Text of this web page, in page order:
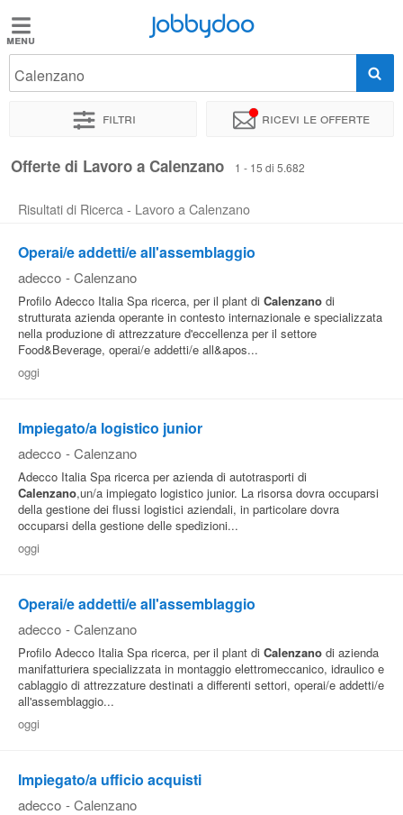
Jobbydoo
Offerte
Elenco
professioni
Blog
Pubblica
Offerte
Area
Aziende
Jobbydoo
Calenzano
Filtri Ricevi le offerte
Offerte di Lavoro a Calenzano 1 - 15 di 5.682
Risultati di Ricerca - Lavoro a Calenzano
Operai/e addetti/e all'assemblaggio
adecco - Calenzano
Profilo Adecco Italia Spa ricerca, per il plant di Calenzano di
strutturata azienda operante in contesto internazionale e specializzata
nella produzione di attrezzature d'eccellenza per il settore
Food&Beverage, operai/e addetti/e all&apos...
oggi
Impiegato/a logistico junior
adecco - Calenzano
Adecco Italia Spa ricerca per azienda di autotrasporti di
Calenzano,un/a impiegato logistico junior. La risorsa dovra occuparsi
della gestione dei flussi logistici aziendali, in particolare dovra
occuparsi della gestione delle spedizioni...
oggi
Operai/e addetti/e all'assemblaggio
adecco - Calenzano
Profilo Adecco Italia Spa ricerca, per il plant di Calenzano di azienda
manifatturiera specializzata in montaggio elettromeccanico, idraulico e
cablaggio di attrezzature destinati a differenti settori, operai/e addetti/e
all'assemblaggio...
oggi
Impiegato/a ufficio acquisti
adecco - Calenzano